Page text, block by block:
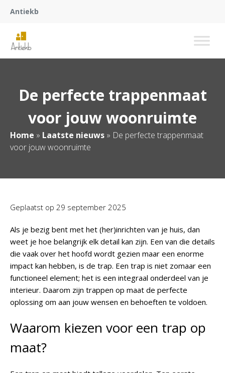
Antiekb
De perfecte trappenmaat
voor jouw woonruimte
Home » Laatste nieuws » De perfecte trappenmaat
voor jouw woonruimte
Geplaatst op 29 september 2025
Als je bezig bent met het (her)inrichten van je huis, dan
weet je hoe belangrijk elk detail kan zijn. Een van die details
die vaak over het hoofd wordt gezien maar een enorme
impact kan hebben, is de trap. Een trap is niet zomaar een
functioneel element; het is een integraal onderdeel van je
interieur. Daarom zijn trappen op maat de perfecte
oplossing om aan jouw wensen en behoeften te voldoen.
Waarom kiezen voor een trap op
maat?